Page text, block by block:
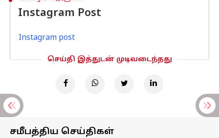
Instagram Post
Instagram post
செய்தி இத்துடன் முடிவடைந்தது
சமீபத்திய செய்திகள்